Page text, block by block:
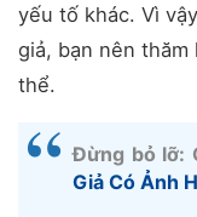
yếu tố khác. Vì
giả, bạn nên
thể.
Đừng bỏ lỡ:
Giả Có Ảnh